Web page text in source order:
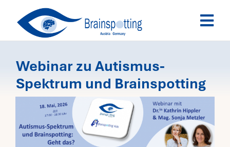
Ausbildung
Termine
Webinar zu Autismus-
Spektrum und Brainspotting